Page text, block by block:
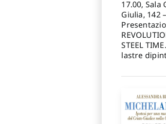
17.00, Sala
Giulia, 142
STEEL
lastre